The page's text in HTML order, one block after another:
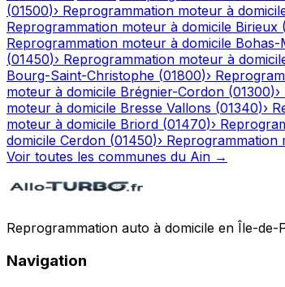
(01500)› Reprogrammation moteur à
Reprogrammation moteur à domicile Birieux (
Reprogrammation moteur à domicile Bohas-
(01450)› Reprogrammation moteur à
Bourg-Saint-Christophe (01800)›
moteur à domicile Brégnier-Cordon (01300)›
moteur à domicile Bresse Vallons (01340)›
moteur à domicile Briord (01470)›
domicile Cerdon (01450)› Reprogrammation
Voir toutes les communes du Ain →
Reprogrammation auto à domicile en Île-
Navigation